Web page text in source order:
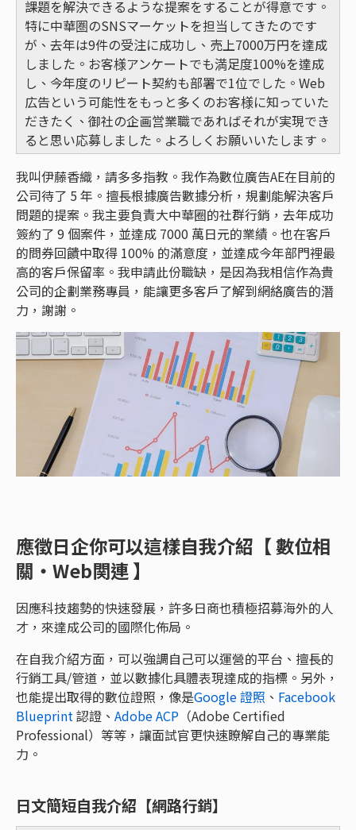
課題を解決できるような提案をすることが得意です。
特に中華圏のSNSマーケットを担当してきたのです
が、去年は9件の受注に成功し、売上7000万円を達成
しました。お客様アンケートでも満足度100%を達成
し、今年度のリピート契約も部署で1位でした。Web
広告という可能性をもっと多くのお客様に知っていた
だきたく、御社の企画営業職であればそれが実現でき
ると思い応募しました。よろしくお願いいたします。
我叫伊藤香織，請多多指教。我作為數位廣告AE在目前的
公司待了 5 年。擅長根據廣告數據分析，規劃能解決客戶
問題的提案。我主要負責大中華圈的社群行銷，去年成功
簽約了 9 個案件，並達成 7000 萬日元的業績。也在客戶
的問券回饋中取得 100% 的滿意度，並達成今年部門裡最
高的客戶保留率。我申請此份職缺，是因為我相信作為貴
公司的企劃業務專員，能讓更多客戶了解到網絡廣告的潛
力，謝謝。
應徵日企你可以這樣自我介紹【 數位相
關・Web関連 】
因應科技趨勢的快速發展，許多日商也積極招募海外的人
才，來達成公司的國際化佈局。
在自我介紹方面，可以強調自己可以運營的平台、擅長的
行銷工具/管道，並以數據化具體表現達成的指標。另外，
也能提出取得的數位證照，像是Google 證照 、 Facebook
Blueprint認證、 Adobe ACP （Adobe Certified
Professional）等等，讓面試官更快速瞭解自己的專業能
力。
日文簡短自我介紹【網路行銷】